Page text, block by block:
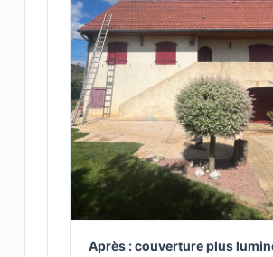
Après : couverture plus